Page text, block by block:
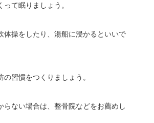
て眠りましょう。
体操をしたり、湯船に浸かるといいで
習慣をつくりましょう。
らない場合は、整骨院などをお薦めし